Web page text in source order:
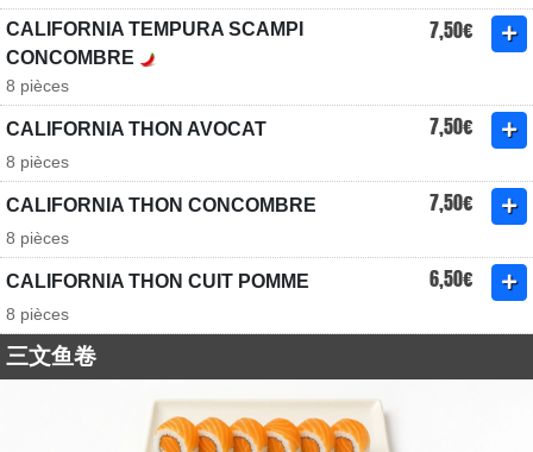
CALIFORNIA TEMPURA SCAMPI
CONCOMBRE
7,50€
8 pièces
CALIFORNIA THON AVOCAT 7,50€
8 pièces
CALIFORNIA THON CONCOMBRE 7,50€
8 pièces
CALIFORNIA THON CUIT POMME 6,50€
8 pièces
三文鱼卷